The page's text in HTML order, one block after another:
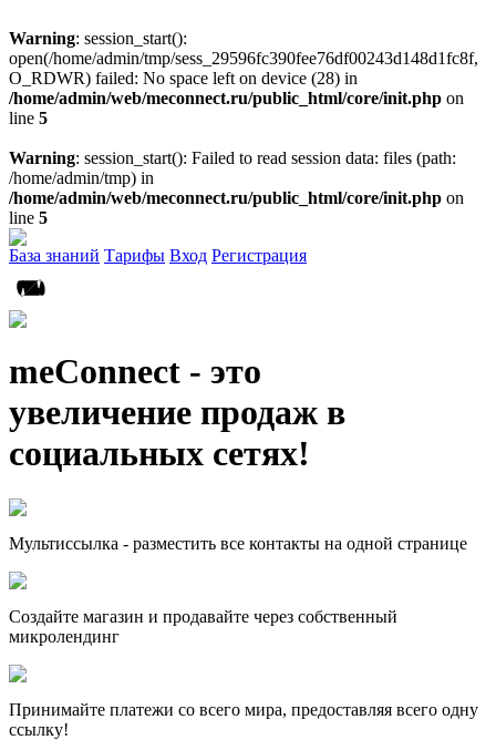
Warning: session_start():
open(/home/admin/tmp/sess_29596fc390fee76df00243d148d1fc8f,
O_RDWR) failed: No space left on device (28) in
/home/admin/web/meconnect.ru/public_html/core/init.php on
line 5
Warning: session_start(): Failed to read session data: files (path:
/home/admin/tmp) in
/home/admin/web/meconnect.ru/public_html/core/init.php on
line 5
База знаний Тарифы Вход Регистрация
meConnect - это
увеличение продаж в
социальных сетях!
Мультиссылка - разместить все контакты на одной странице
Создайте магазин и продавайте через собственный
микролендинг
Принимайте платежи со всего мира, предоставляя всего одну
ссылку!